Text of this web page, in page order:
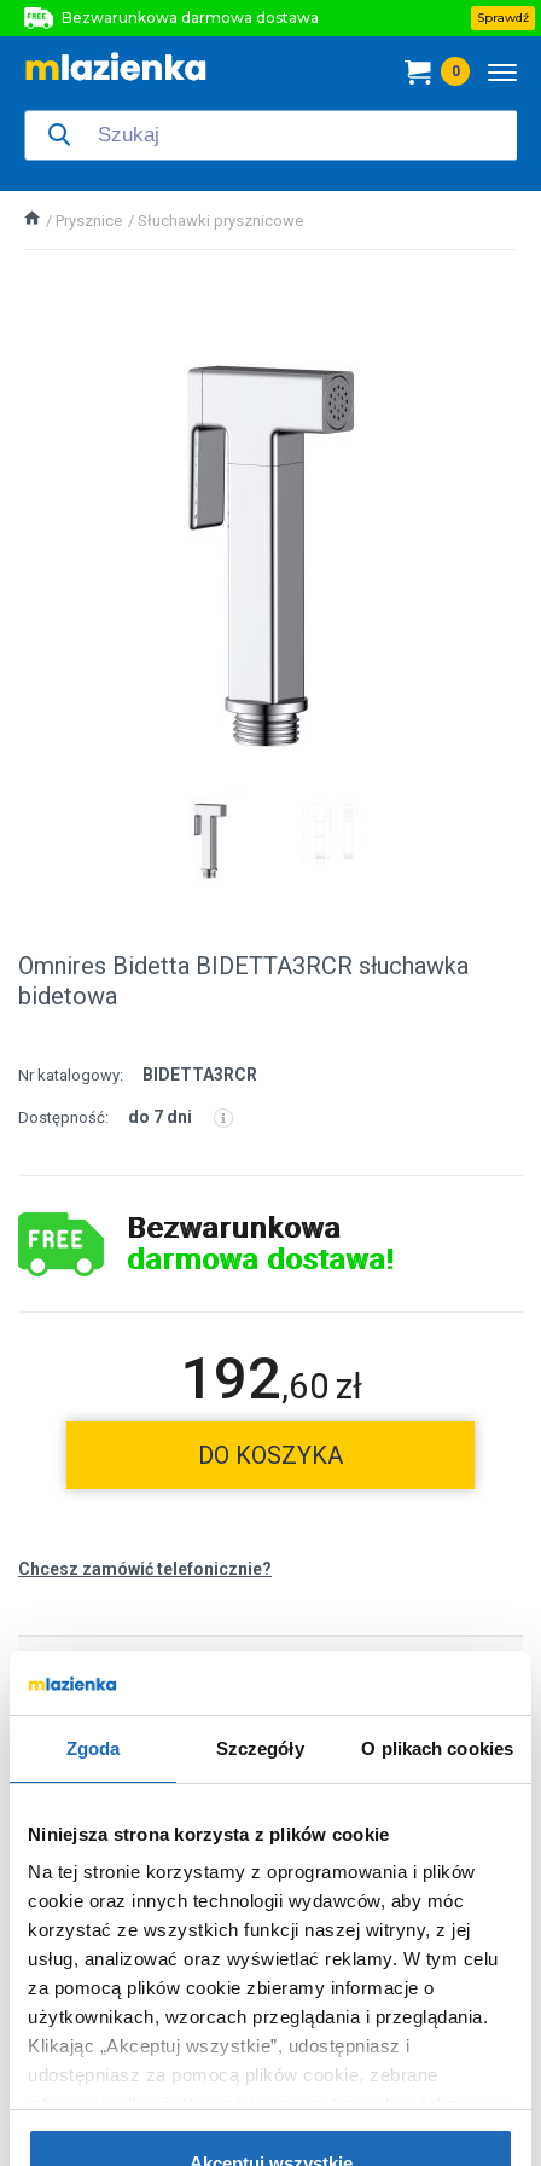
Zgoda Szczegóły O plikach cookies
Niniejsza strona korzysta z plików cookie
Na tej stronie korzystamy z oprogramowania i plików
cookie oraz innych technologii wydawców, aby móc
korzystać ze wszystkich funkcji naszej witryny, z jej
usług, analizować oraz wyświetlać reklamy. W tym celu
za pomocą plików cookie zbieramy informacje o
użytkownikach, wzorcach przeglądania i przeglądania.
Klikając „Akceptuj wszystkie”, udostępniasz i
udostępniasz za pomocą plików cookie, zebrane
partnerzy reklamowi.Jeśli chcesz, włącz „Tylko
wymagane pliki cookie”.Pamiętaj jednak, że
Bezwarunkowa darmowa dostawa
Bezwarunkowa darmowa dostawa
Sprawdź
0
Prysznice Słuchawki prysznicowe
Omnires Bidetta BIDETTA3RCR słuchawka
bidetowa
Nr katalogowy: BIDETTA3RCR
Dostępność: do 7 dni
Bezwarunkowa
darmowa dostawa!
192,60 zł
DO KOSZYKA
Chcesz zamówić telefonicznie?
Nr katalogowy
BIDETTA3RCR
Kolor
chrom
Kod EAN
5902539850055
Wymiary z
6 x 3 x 13 cm
Waga z opakowaniem
0,25 kg
Dane producenta
Zobacz